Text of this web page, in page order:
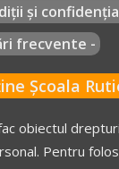
și
frecvente -
Școala
obiectul
Pentru